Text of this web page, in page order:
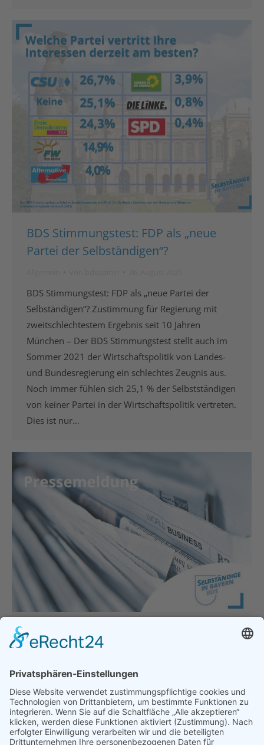
BDS Stimmungstest: FDP als „neue
Partei der Selbständigen“?
BDS Stimmungstest: FDP als „neue Partei der
Selbständigen“? Zustimmung für Regierung mit
zweitschlechtestem Ergebnis seit 10 Jahren
München – Der BDS Stimmungstest stellt auch im
Sommer 2021 der Wirtschaftspolitik von Landes-
und Bundesregierung ein schlechtes Zeugnis aus.
Noch immer fühlen sich 25,1 % der Selbstständigen
von keiner Partei in der Wirtschaftspolitik vertreten.
Dies ist nur…
BDS Bayern: Corona-Maßnahmen
wieder auf dem Rücken der
Unternehmen
Allgemein Vonbdsadmin 20. August 2021
Corona-Maßnahmen wieder auf dem Rücken der
Unternehmen BDS Bayern befürchtet
Umsatzrückgang durch fehlende Testanreize